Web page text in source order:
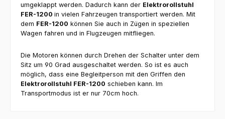
umgeklappt werden. Dadurch kann der Elektrorollstuhl
FER-1200 in vielen Fahrzeugen transportiert werden. Mit
dem FER-1200 können Sie auch in Zügen in speziellen
Wagen fahren und in Flugzeugen mitfliegen.
Die Motoren können durch Drehen der Schalter unter dem
Sitz um 90 Grad ausgeschaltet werden. So ist es auch
möglich, dass eine Begleitperson mit den Griffen den
Elektrorollstuhl FER-1200 schieben kann. Im
Transportmodus ist er nur 70cm hoch.